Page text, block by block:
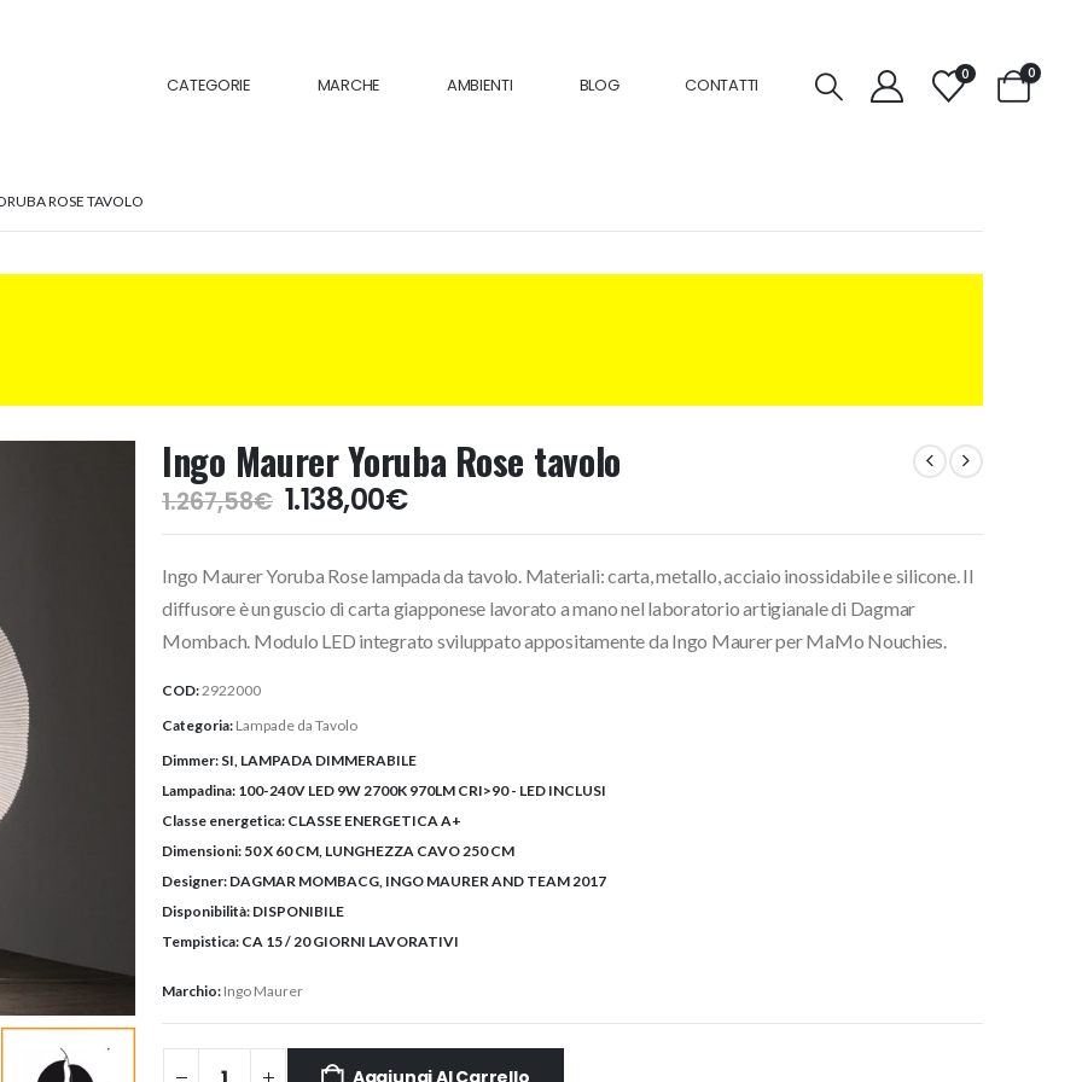
CATEGORIE MARCHE AMBIENTI BLOG CONTATTI
0 0
ROSE TAVOLO
Ingo Maurer Yoruba Rose tavolo
1.267,58€ Il
prezzo
era:
1.267,58€.
1.138,00€Il
prezzo
è:
1.138,00€.
Ingo Maurer Yoruba Rose lampada da tavolo. Materiali: carta, metallo, acciaio inossidabile e silicone. Il
diffusore è un guscio di carta giapponese lavorato a mano nel laboratorio artigianale di Dagmar
Mombach. Modulo LED integrato sviluppato appositamente da Ingo Maurer per MaMo Nouchies.
COD:2922000
Categoria: Lampade da Tavolo
Dimmer: SI, LAMPADA DIMMERABILE
Lampadina: 100-240V LED 9W 2700K 970LM CRI>90 - LED INCLUSI
Classe energetica: CLASSE ENERGETICA A+
Dimensioni: 50 X 60 CM, LUNGHEZZA CAVO 250 CM
Designer: DAGMAR MOMBACG, INGO MAURER AND TEAM 2017
Disponibilità: DISPONIBILE
Tempistica: CA 15 / 20 GIORNI LAVORATIVI
Marchio: Ingo Maurer